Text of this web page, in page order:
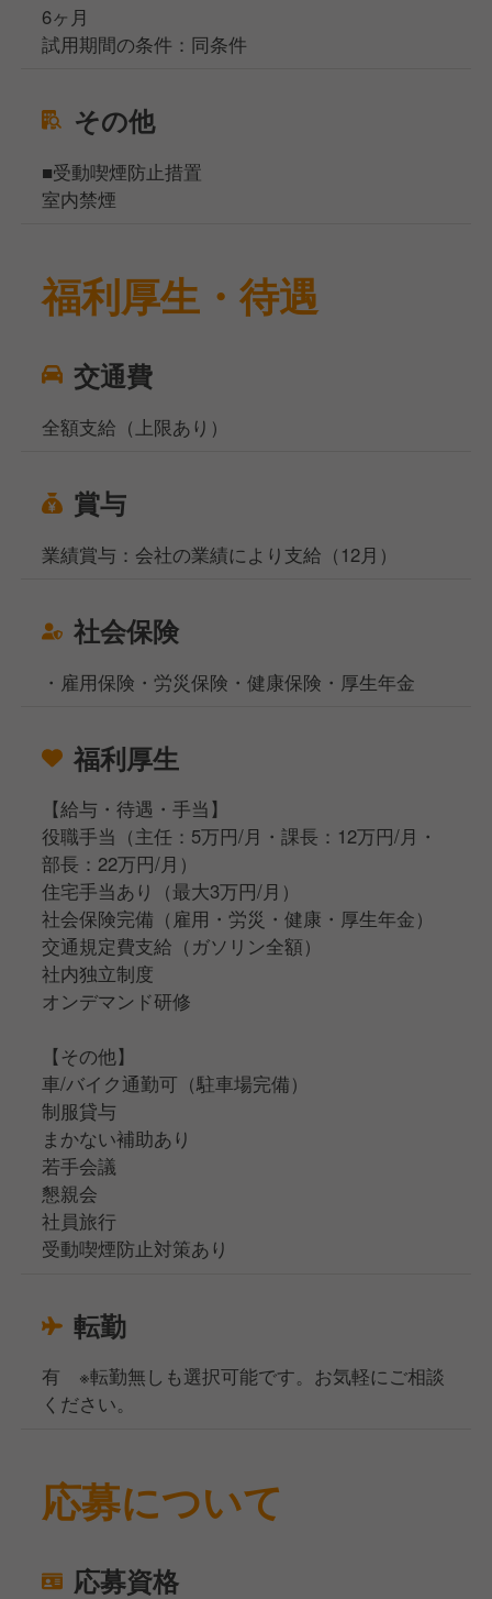
6ヶ月
試用期間の条件：同条件
その他
■受動喫煙防止措置
室内禁煙
福利厚生・待遇
交通費
全額支給（上限あり）
賞与
業績賞与：会社の業績により支給（12月）
社会保険
・雇用保険・労災保険・健康保険・厚生年金
福利厚生
【給与・待遇・手当】
役職手当（主任：5万円/月・課長：12万円/月・
部長：22万円/月）
住宅手当あり（最大3万円/月）
社会保険完備（雇用・労災・健康・厚生年金）
交通規定費支給（ガソリン全額）
社内独立制度
オンデマンド研修
【その他】
車/バイク通勤可（駐車場完備）
制服貸与
まかない補助あり
若手会議
懇親会
社員旅行
受動喫煙防止対策あり
転勤
有 ※転勤無しも選択可能です。お気軽にご相談
ください。
応募について
応募資格